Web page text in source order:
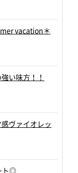
vacation＊
い味方！！
ヴァイオレッ
ト◎